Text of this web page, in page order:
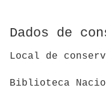
Dados de
Local de
Biblioteca